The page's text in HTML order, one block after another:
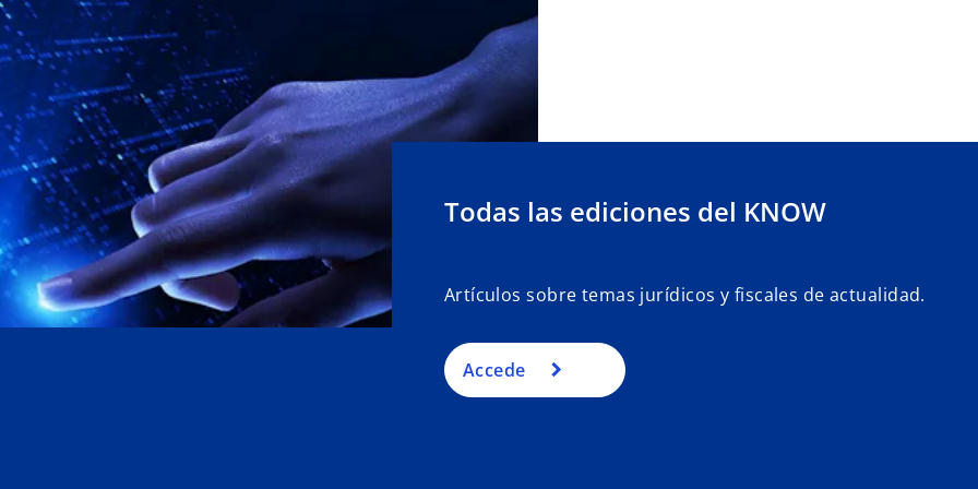
Todas las ediciones del KNOW
Artículos sobre temas jurídicos y fiscales de actualidad.
Accede